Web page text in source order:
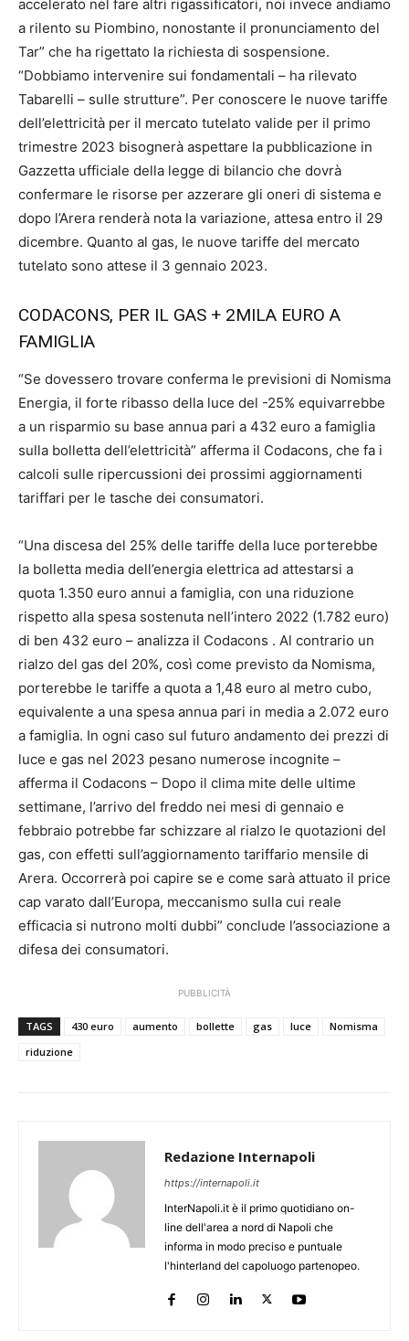
accelerato nel fare altri rigassificatori, noi invece andiamo
a rilento su Piombino, nonostante il pronunciamento del
Tar” che ha rigettato la richiesta di sospensione.
“Dobbiamo intervenire sui fondamentali – ha rilevato
Tabarelli – sulle strutture”. Per conoscere le nuove tariffe
dell’elettricità per il mercato tutelato valide per il primo
trimestre 2023 bisognerà aspettare la pubblicazione in
Gazzetta ufficiale della legge di bilancio che dovrà
confermare le risorse per azzerare gli oneri di sistema e
dopo l’Arera renderà nota la variazione, attesa entro il 29
dicembre. Quanto al gas, le nuove tariffe del mercato
tutelato sono attese il 3 gennaio 2023.
CODACONS, PER IL GAS + 2MILA EURO A
FAMIGLIA
“Se dovessero trovare conferma le previsioni di Nomisma
Energia, il forte ribasso della luce del -25% equivarrebbe
a un risparmio su base annua pari a 432 euro a famiglia
sulla bolletta dell’elettricità” afferma il Codacons, che fa i
calcoli sulle ripercussioni dei prossimi aggiornamenti
tariffari per le tasche dei consumatori.
“Una discesa del 25% delle tariffe della luce porterebbe
la bolletta media dell’energia elettrica ad attestarsi a
quota 1.350 euro annui a famiglia, con una riduzione
rispetto alla spesa sostenuta nell’intero 2022 (1.782 euro)
di ben 432 euro – analizza il Codacons . Al contrario un
rialzo del gas del 20%, così come previsto da Nomisma,
porterebbe le tariffe a quota a 1,48 euro al metro cubo,
equivalente a una spesa annua pari in media a 2.072 euro
a famiglia. In ogni caso sul futuro andamento dei prezzi di
luce e gas nel 2023 pesano numerose incognite –
afferma il Codacons – Dopo il clima mite delle ultime
settimane, l’arrivo del freddo nei mesi di gennaio e
febbraio potrebbe far schizzare al rialzo le quotazioni del
gas, con effetti sull’aggiornamento tariffario mensile di
Arera. Occorrerà poi capire se e come sarà attuato il price
cap varato dall’Europa, meccanismo sulla cui reale
efficacia si nutrono molti dubbi” conclude l’associazione a
difesa dei consumatori.
PUBBLICITÀ
TAGS 430 euro aumento bollette gas luce
Nomisma
riduzione
Redazione Internapoli
https://internapoli.it
InterNapoli.it è il primo quotidiano on-
line dell'area a nord di Napoli che
informa in modo preciso e puntuale
l'hinterland del capoluogo partenopeo.